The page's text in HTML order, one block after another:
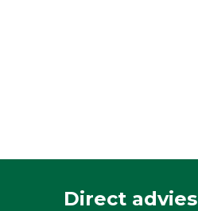
Direct advies